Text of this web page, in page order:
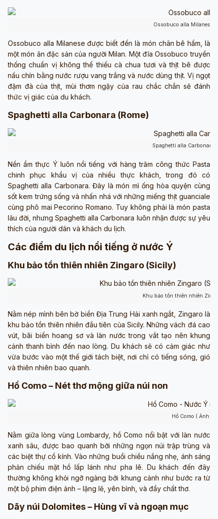
Ossobuco alla Milanese
Ossobuco alla Milanese được biết đến là món chân bê hầm, là
một món ăn đặc sản của người Milan. Một đĩa Ossobuco truyền
thống chuẩn vị không thể thiếu cà chua tươi và thịt bê được
nấu chín bằng nước rượu vang trắng và nước dùng thịt. Vị ngọt
đậm đà của thịt, mùi thơm ngậy của rau chắc chắn sẽ đánh
thức vị giác của du khách.
Spaghetti alla Carbonara (Rome)
Spaghetti alla Carbonara
Nền ẩm thực Ý luôn nổi tiếng với hàng trăm công thức Pasta
chinh phục khẩu vị của nhiều thực khách, trong đó có
Spaghetti alla Carbonara. Đây là món mì ống hòa quyện cùng
sốt kem trứng sống và nhấn nhá với những miếng thịt guanciale
cùng phô mai Pecorino Romano. Tuy không phải là món pasta
lâu đời, nhưng Spaghetti alla Carbonara luôn nhận được sự yêu
thích của người dân và khách du lịch.
Các điểm du lịch nổi tiếng ở nước Ý
Khu bảo tồn thiên nhiên Zingaro (Sicily)
Khu bảo tồn thiên nhiên
Nằm nép mình bên bờ biển Địa Trung Hải xanh ngắt, Zingaro là
khu bảo tồn thiên nhiên đầu tiên của Sicily. Những vách đá cao
vút, bãi biển hoang sơ và làn nước trong vắt tạo nên khung
cảnh thanh bình đến nao lòng. Du khách sẽ có cảm giác như
vừa bước vào một thế giới tách biệt, nơi chỉ có tiếng sóng, gió
và thiên nhiên bao quanh.
Hồ Como – Nét thơ mộng giữa núi non
Hồ Como ( Ảnh
Nằm giữa lòng vùng Lombardy, hồ Como nổi bật với làn nước
xanh sâu, được bao quanh bởi những ngọn núi trập trùng và
các biệt thự cổ kính. Vào những buổi chiều nắng nhẹ, ánh sáng
phản chiếu mặt hồ lấp lánh như pha lê. Du khách đến đây
thường không khỏi ngỡ ngàng bởi khung cảnh như bước ra từ
một bộ phim điện ảnh – lặng lẽ, yên bình, và đầy chất thơ.
Dãy núi Dolomites – Hùng vĩ và ngoạn mục